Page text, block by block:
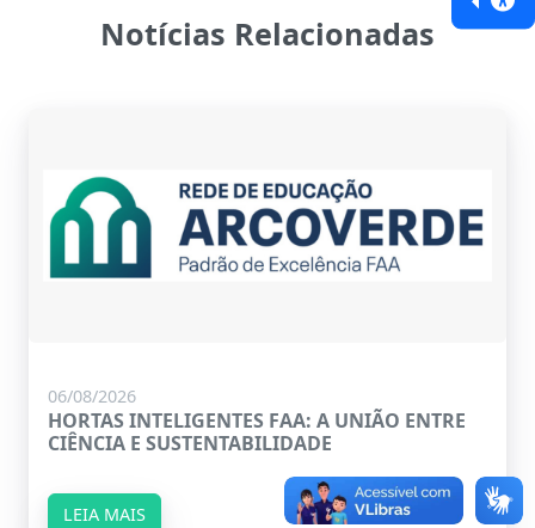
Notícias Relacionadas
06/08/2026
HORTAS INTELIGENTES FAA: A UNIÃO ENTRE
CIÊNCIA E SUSTENTABILIDADE
LEIA MAIS